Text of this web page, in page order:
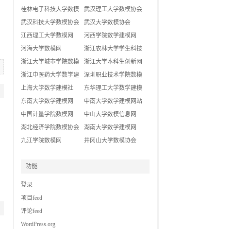
协会
桂林电子科技大学数模
基地
武汉理工大学数模协会
武汉科技大学数模协会
武汉大学数模协会
江西理工大学数模网
河西学院数学建模网
河海大学数模网
浙江农林大学学生科技
创新网
浙江大学城市学院数模
网
浙江大学本科生创新网
浙江中医药大学数学建
模基地
深圳职业技术学院数模
协会
上海大学数学建模社
东华理工大学数学建模
协会
东南大学数学建模网
中南大学数学建模网站
中国计量学院数模网
中山大学数模信息网
湖北经济学院数模协会
湖南大学数学建模网
九江学院数模网
井冈山大学数模协会
功能
登录
项目feed
评论feed
WordPress.org